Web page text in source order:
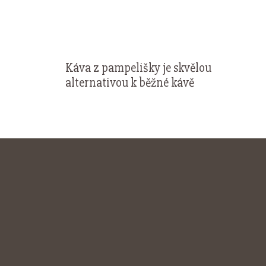
Káva z pampelišky je skvělou
alternativou k běžné kávě